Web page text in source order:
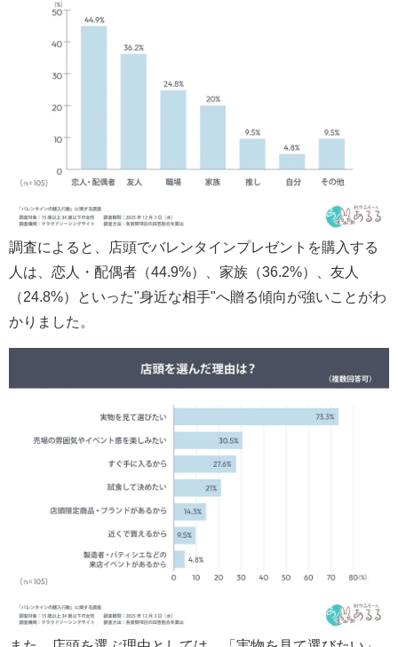
調査によると、店頭でバレンタインプレゼントを購入する
人は、恋人・配偶者（44.9%）、家族（36.2%）、友人
（24.8%）といった"身近な相手"へ贈る傾向が強いことがわ
かりました。